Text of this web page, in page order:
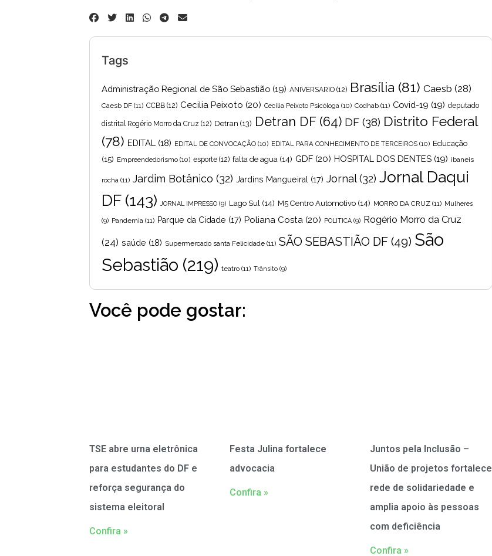
Tags
Administração Regional de São Sebastião (19) ANIVERSARIO (12) Brasília (81) Caesb (28)
Caesb DF (11) CCBB (12) Cecilia Peixoto (20) Cecília Peixoto Psicóloga (10) Codhab (11) Covid-19 (19) deputado
distrital Rogério Morro da Cruz (12) Detran (13) Detran DF(64) DF (38) Distrito Federal
(78) EDITAL (18) EDITAL DE CONVOCAÇÃO (10) EDITAL PARA CONHECIMENTO DE TERCEIROS (10) Educação
(15) Empreendedorismo (10) esporte (12) falta de agua (14) GDF (20) HOSPITAL DOS DENTES (19) ibaneis
rocha (11) Jardim Botânico (32) Jardins Mangueiral (17) Jornal(32) Jornal Daqui
DF(143) JORNAL IMPRESSO (9) Lago Sul (14) M5 Centro Automotivo (14) MORRO DA CRUZ (11) Mulheres
(9) Pandemia (11) Parque da Cidade (17) Poliana Costa (20) POLITICA (9) Rogério Morro da Cruz
(24) saúde (18) Supermercado santa Felicidade (11) SÃO SEBASTIÃO DF (49) São
Sebastião (219) teatro (11) Trânsito (9)
Você pode gostar:
TSE abre urna eletrônica
para estudantes do DF e
reforça segurança do
sistema eleitoral
Confira »
Festa Julina fortalece
advocacia
Confira »
Juntos pela Inclusão –
União de projetos fortalece
rede de solidariedade e
amplia apoio às pessoas
com deficiência
Confira »